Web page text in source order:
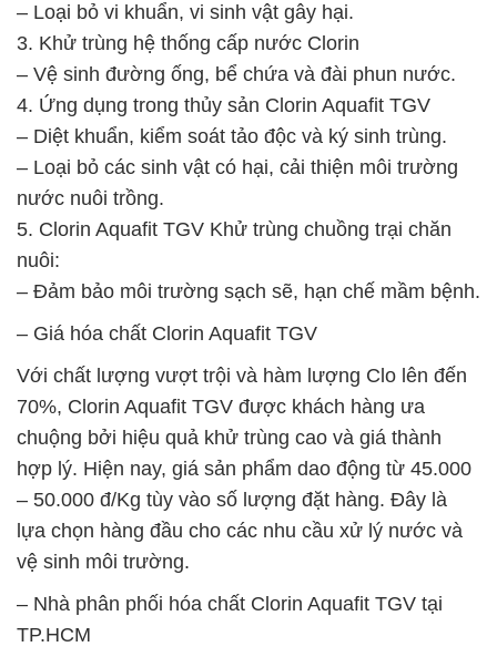
– Loại bỏ vi khuẩn, vi sinh vật gây hại.
3. Khử trùng hệ thống cấp nước Clorin
– Vệ sinh đường ống, bể chứa và đài phun nước.
4. Ứng dụng trong thủy sản Clorin Aquafit TGV
– Diệt khuẩn, kiểm soát tảo độc và ký sinh trùng.
– Loại bỏ các sinh vật có hại, cải thiện môi trường
nước nuôi trồng.
5. Clorin Aquafit TGV Khử trùng chuồng trại chăn
nuôi:
– Đảm bảo môi trường sạch sẽ, hạn chế mầm bệnh.
– Giá hóa chất Clorin Aquafit TGV
Với chất lượng vượt trội và hàm lượng Clo lên đến
70%, Clorin Aquafit TGV được khách hàng ưa
chuộng bởi hiệu quả khử trùng cao và giá thành
hợp lý. Hiện nay, giá sản phẩm dao động từ 45.000
– 50.000 đ/Kg tùy vào số lượng đặt hàng. Đây là
lựa chọn hàng đầu cho các nhu cầu xử lý nước và
vệ sinh môi trường.
– Nhà phân phối hóa chất Clorin Aquafit TGV tại
TP.HCM